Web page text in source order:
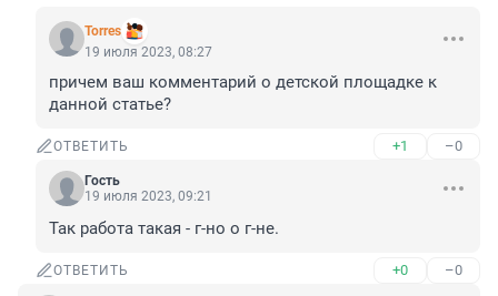
Torres
19 июля 2023, 08:27
причем ваш комментарий о детской площадке к
данной статье?
ОТВЕТИТЬ +1 –0
Гость
19 июля 2023, 09:21
Так работа такая - г-но о г-не.
ОТВЕТИТЬ +0 –0